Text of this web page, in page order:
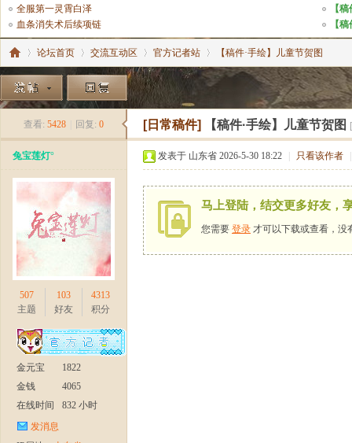
全服第一灵霄白泽
血条消失术后续项链
【
【
新
天
»
论坛首页
›
交流互动区 官方记者站
›
【稿件·手绘】儿童节贺图
查看: 5428 回复: 0 [日常稿件] 【稿件·手绘】儿童节贺图
兔宝莲灯°
507
主题
103
好友
4313
积分
金元宝
1822
金钱
4065
在线时间
832 小时
发消息
发表于 山东省 2026-5-30 18:22 只看该作者
马上登陆，结交更多好友，
您需要 登录 才可以下载或查看，没